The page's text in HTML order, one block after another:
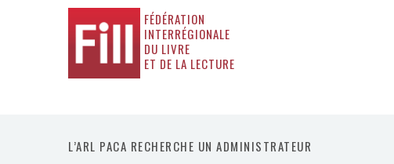
FÉDÉRATION
INTERRÉGIONALE
DU LIVRE
ET DE LA LECTURE
L’ARL PACA RECHERCHE UN ADMINISTRATEUR